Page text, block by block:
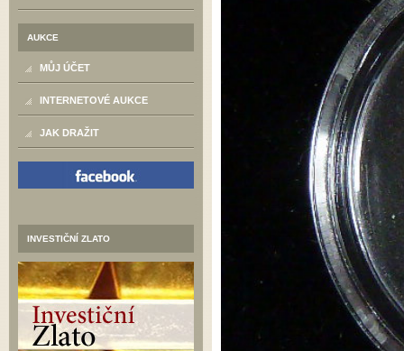
AUKCE
MŮJ ÚČET
INTERNETOVÉ AUKCE
JAK DRAŽIT
INVESTIČNÍ ZLATO